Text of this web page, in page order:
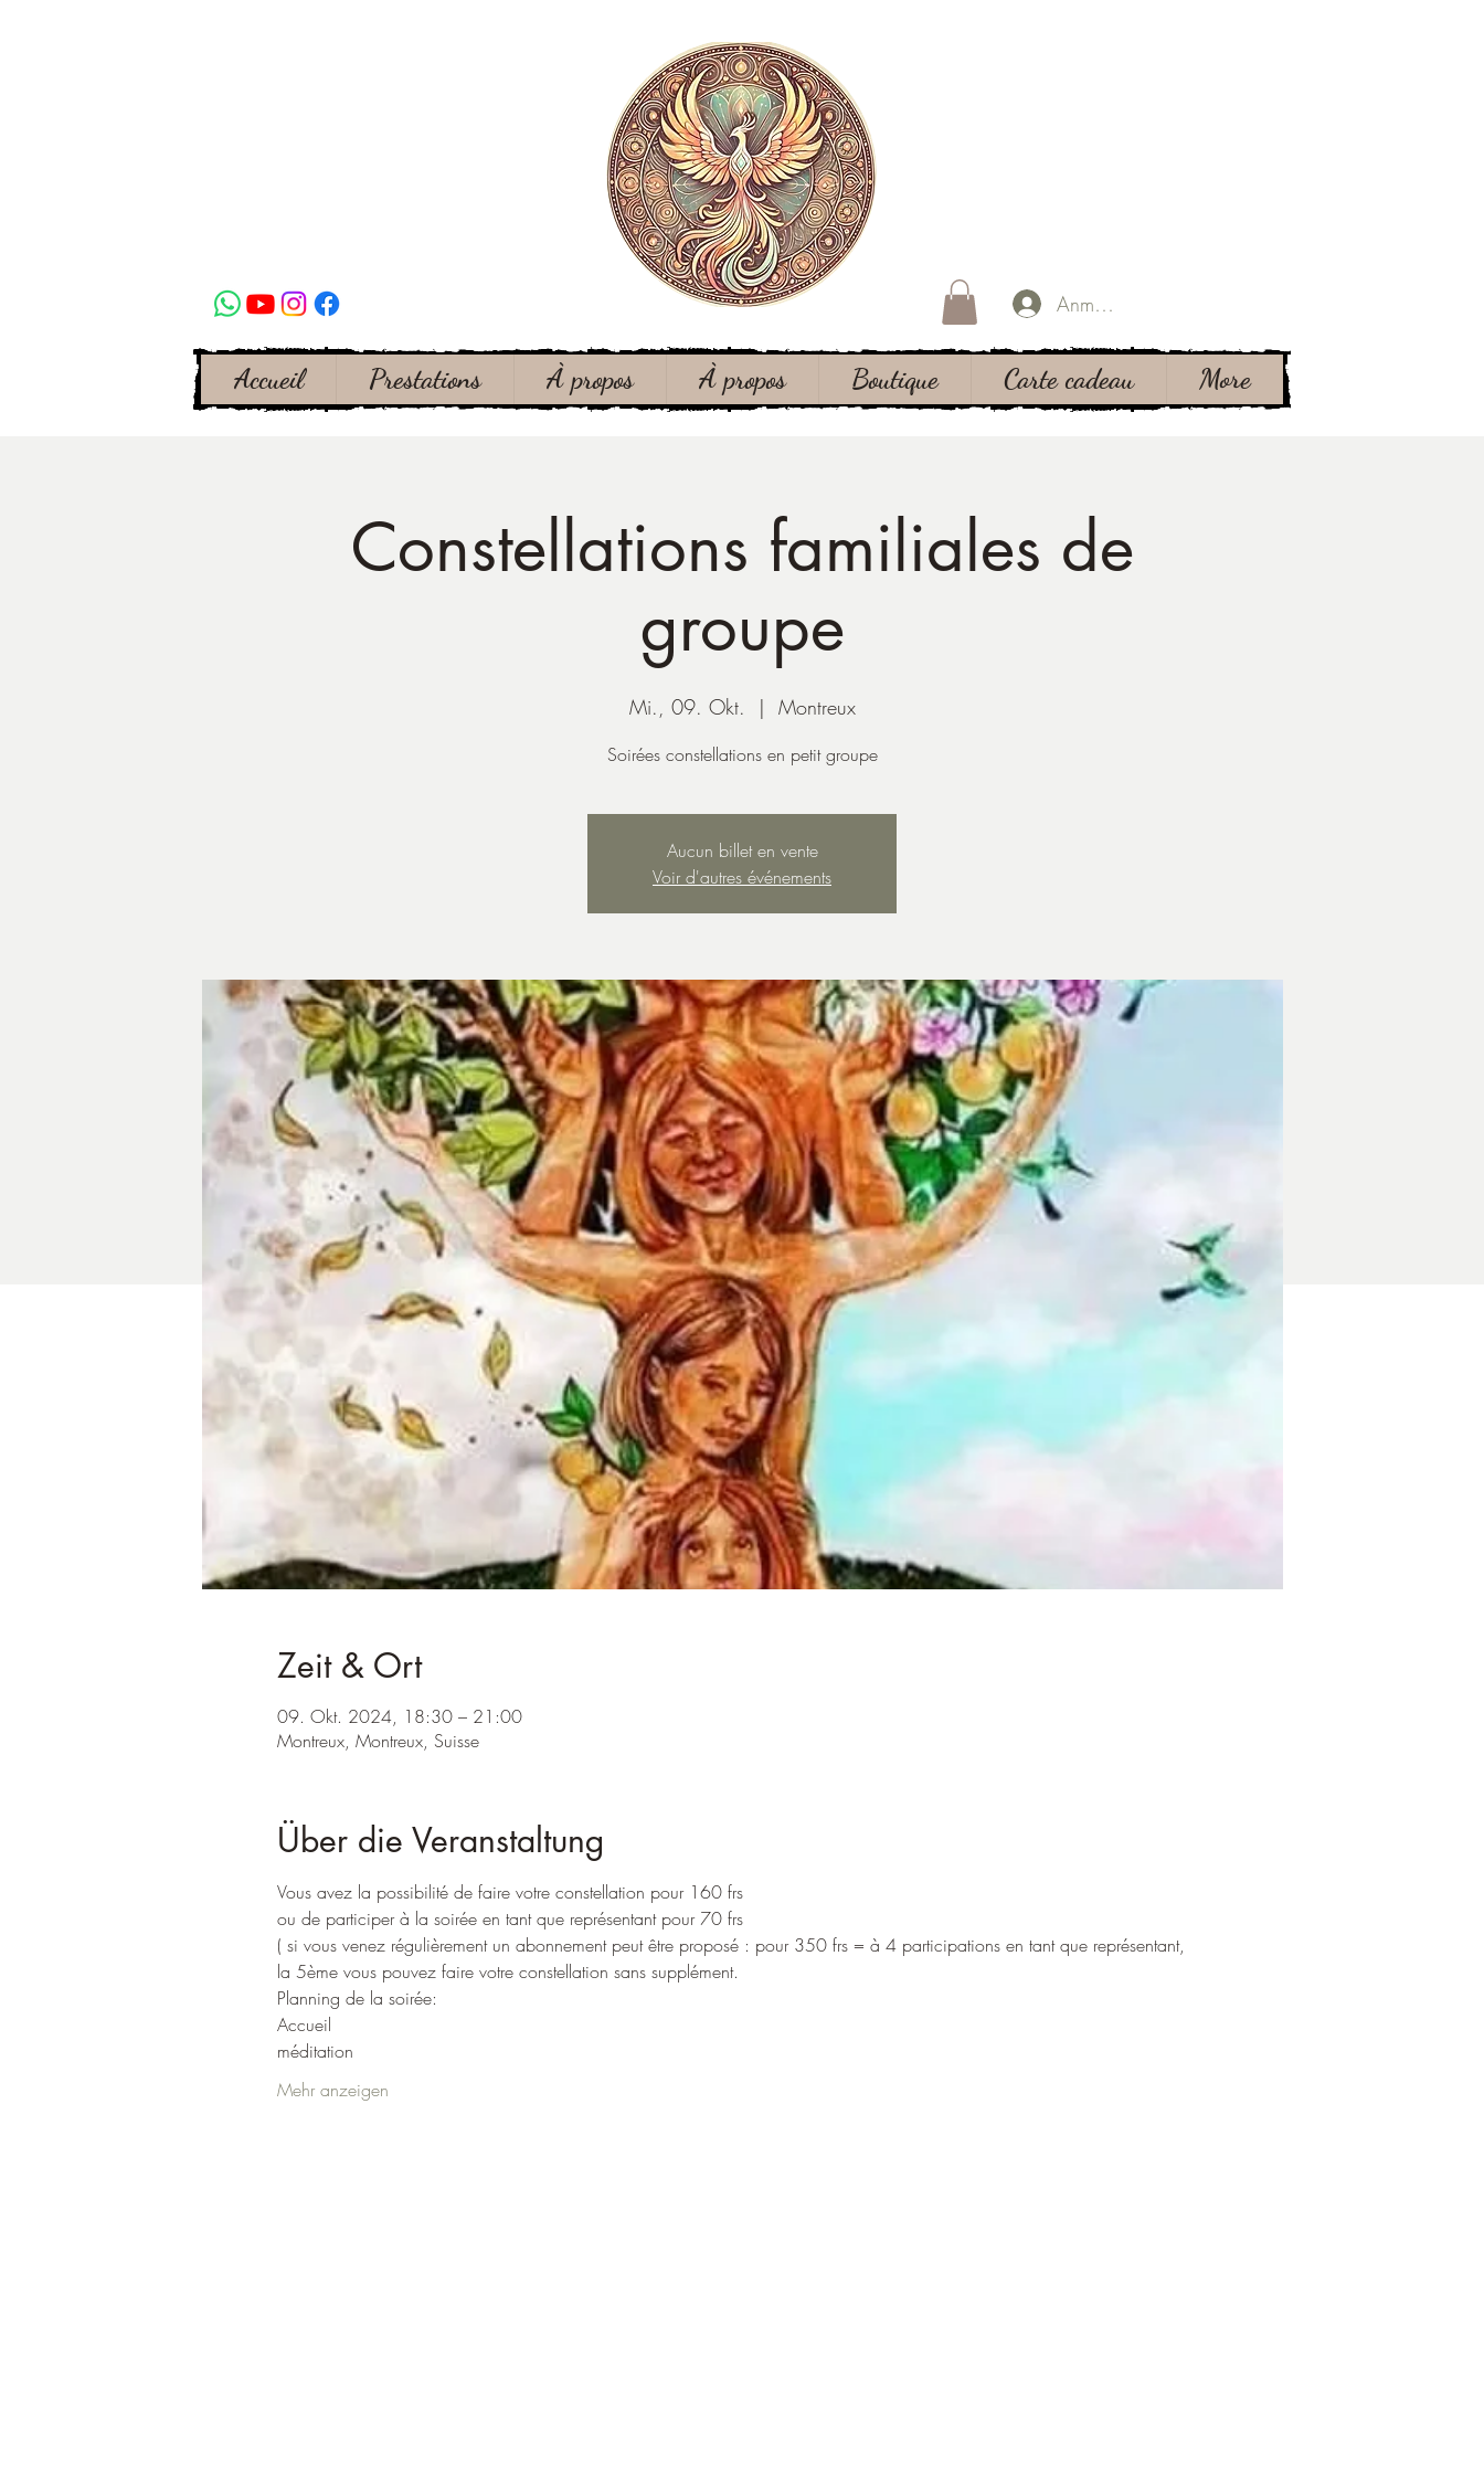
Anmelden
Accueil Prestations À propos À propos Boutique Carte cadeau More
Constellations familiales de
groupe
Mi., 09. Okt.
  |
Montreux
Soirées constellations en petit groupe
Aucun billet en vente
Voir d'autres événements
Zeit & Ort
09. Okt. 2024, 18:30 – 21:00
Montreux, Montreux, Suisse
Über die Veranstaltung
Vous avez la possibilité de faire votre constellation pour 160 frs
ou de participer à la soirée en tant que représentant pour 70 frs
( si vous venez régulièrement un abonnement peut être proposé : pour 350 frs = à 4 participations en tant que représentant,
la 5ème vous pouvez faire votre constellation sans supplément.
Planning de la soirée:
Accueil
méditation
Mehr anzeigen